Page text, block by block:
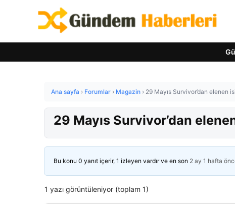
Ana sayfa › Forumlar › Magazin › 29 Mayıs Survivor’dan elenen
29 Mayıs Survivor’dan
Bu konu 0 yanıt içerir, 1 izleyen vardır ve en son 2 ay 1 hafta
1 yazı görüntüleniyor (toplam 1)